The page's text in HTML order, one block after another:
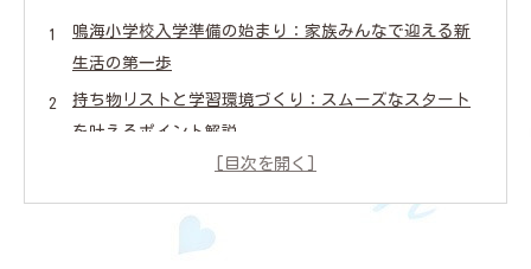
鳴海小学校入学準備の始まり：家族みんなで迎える新
生活の第一歩
持ち物リストと学習環境づくり：スムーズなスタート
を叶えるポイント解説
鳴海小学校のルールと特色を知ろう：安心して学校生
活を送るために